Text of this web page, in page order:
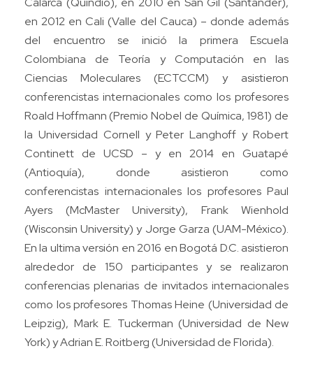
en 2012 en Cali (Valle del Cauca) – donde además
del encuentro se inició la primera Escuela
Colombiana de Teoría y Computación en las
Ciencias Moleculares (ECTCCM) y asistieron
conferencistas internacionales como los profesores
Roald Hoffmann (Premio Nobel de Química, 1981) de
la Universidad Cornell y Peter Langhoff y Robert
Continett de UCSD – y en 2014 en Guatapé
(Antioquía), donde asistieron como
conferencistas internacionales los profesores Paul
Ayers (McMaster University), Frank Wienhold
(Wisconsin University) y Jorge Garza (UAM-México).
En la ultima versión en 2016 en Bogotá D.C. asistieron
alrededor de 150 participantes y se realizaron
conferencias plenarias de invitados internacionales
como los profesores Thomas Heine (Universidad de
Leipzig), Mark E. Tuckerman (Universidad de New
York) y Adrian E. Roitberg (Universidad de Florida).